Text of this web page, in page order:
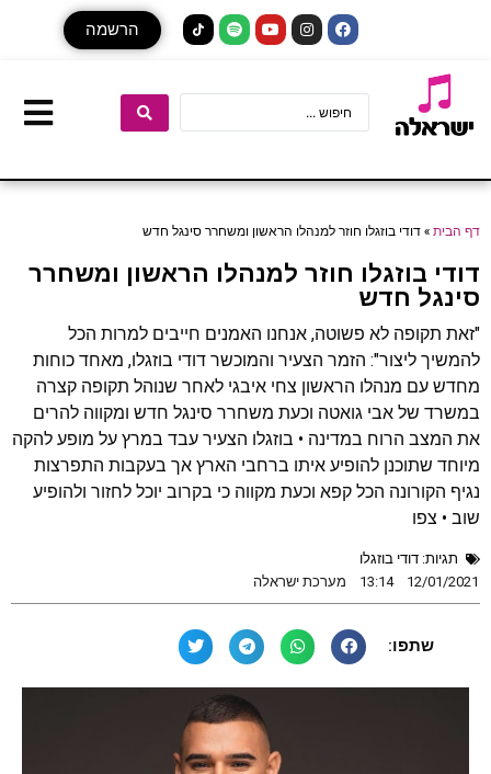
הרשמה
דף הבית»דודי בוזגלו חוזר למנהלו הראשון ומשחרר סינגל חדש
דודי בוזגלו חוזר למנהלו הראשון ומשחרר
סינגל חדש
"זאת תקופה לא פשוטה, אנחנו האמנים חייבים למרות הכל
להמשיך ליצור": הזמר הצעיר והמוכשר דודי בוזגלו, מאחד כוחות
מחדש עם מנהלו הראשון צחי איבגי לאחר שנוהל תקופה קצרה
במשרד של אבי גואטה וכעת משחרר סינגל חדש ומקווה להרים
את המצב הרוח במדינה • בוזגלו הצעיר עבד במרץ על מופע להקה
מיוחד שתוכנן להופיע איתו ברחבי הארץ אך בעקבות התפרצות
נגיף הקורונה הכל קפא וכעת מקווה כי בקרוב יוכל לחזור ולהופיע
שוב • צפו
תגיות: דודי בוזגלו
12/01/2021
13:14 מערכת ישראלה
שתפו: